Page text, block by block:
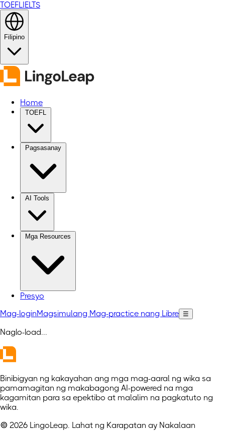
TOEFLIELTS
Filipino
Home
TOEFL
Pagsasanay
AI Tools
Mga Resources
Presyo
Mag-loginMagsimulang Mag-practice nang Libre ☰
Naglo-load...
Binibigyan ng kakayahan ang mga mag-aaral ng wika sa
pamamagitan ng makabagong AI-powered na mga
kagamitan para sa epektibo at malalim na pagkatuto ng
wika.
© 2026 LingoLeap. Lahat ng Karapatan ay Nakalaan